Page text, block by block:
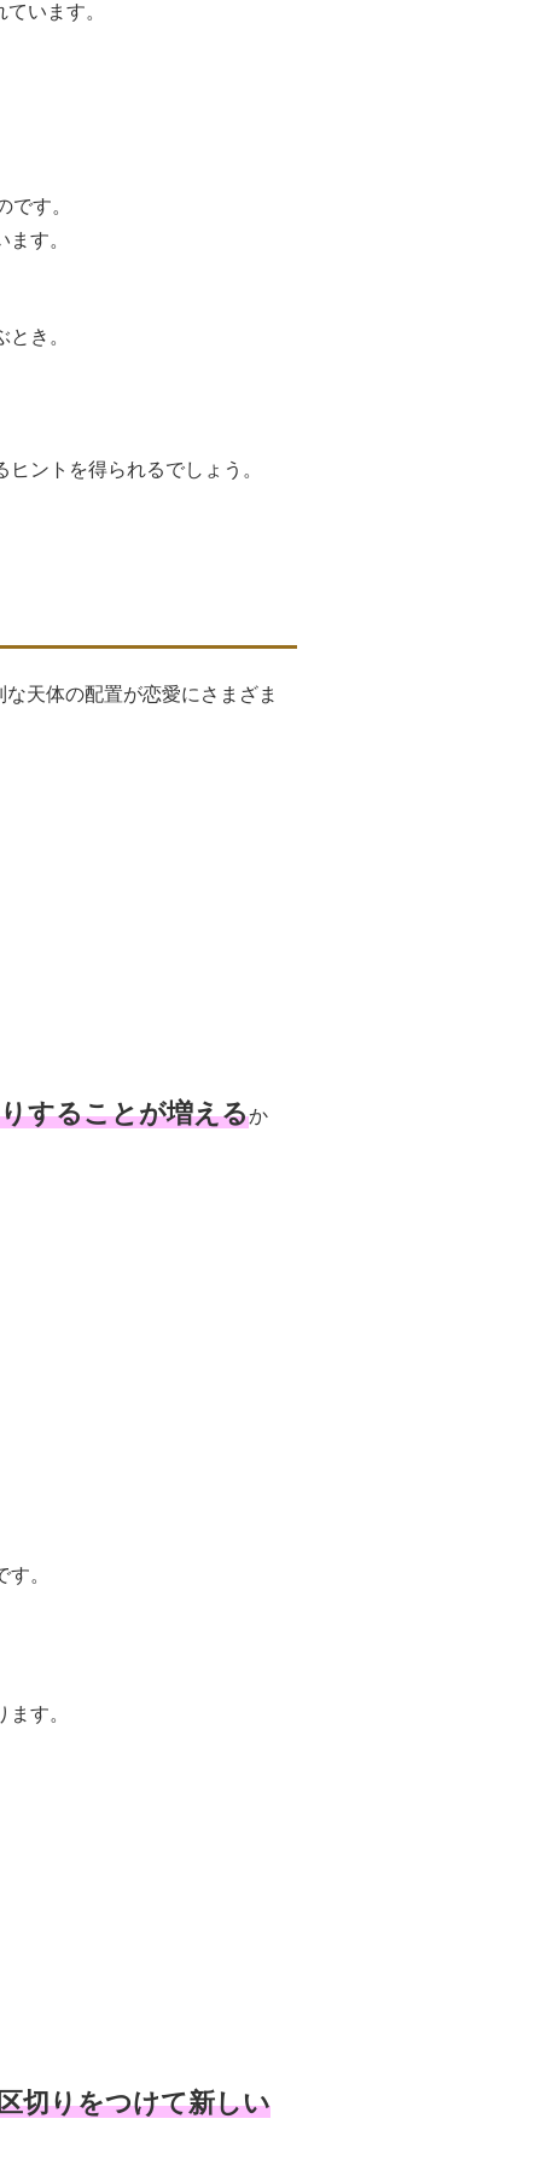
います。
です。
す。
き。
ントを得られるでしょう。
天体の配置が恋愛にさまざま
することが増えるか
。
す。
切りをつけて新しい